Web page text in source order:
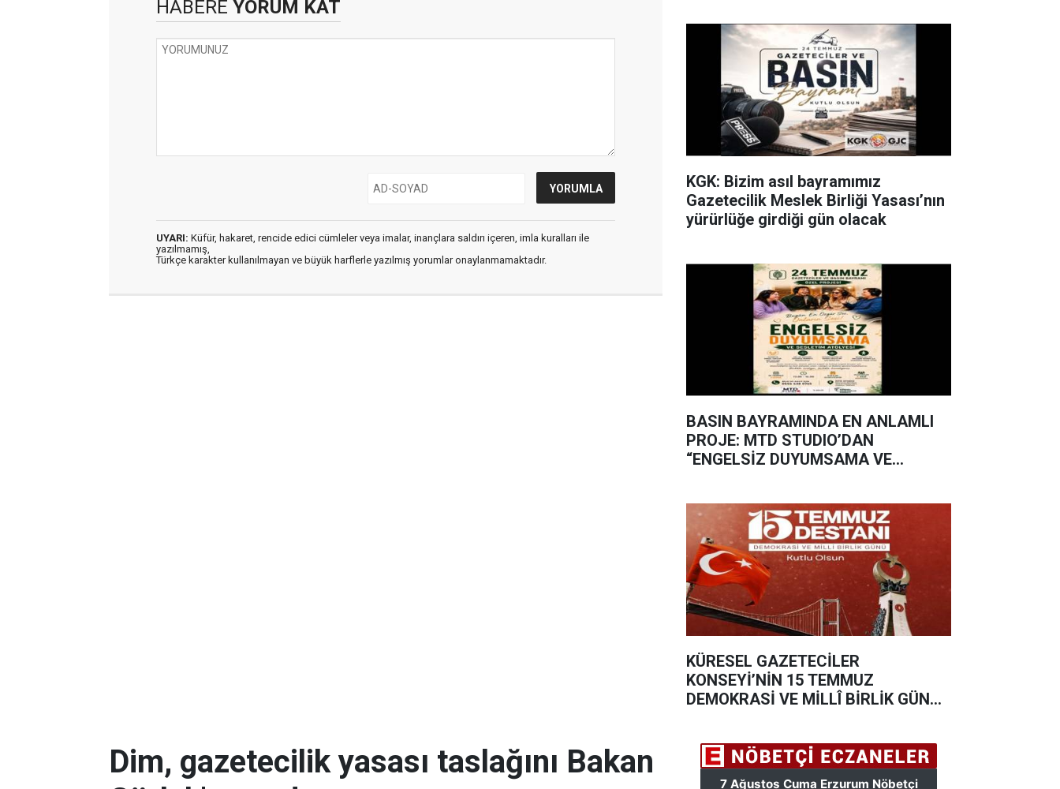
HABERE YORUM KAT
UYARI: Küfür, hakaret, rencide edici cümleler veya imalar, inançlara saldırı içeren, imla kuralları ile
yazılmamış,
Türkçe karakter kullanılmayan ve büyük harflerle yazılmış yorumlar onaylanmamaktadır.
KGK: Bizim asıl bayramımız
Gazetecilik Meslek Birliği Yasası’nın
yürürlüğe girdiği gün olacak
BASIN BAYRAMINDA EN ANLAMLI
PROJE: MTD STUDIO’DAN
“ENGELSİZ DUYUMSAMA VE
KÜRESEL GAZETECİLER
KONSEYİ’NİN 15 TEMMUZ
DEMOKRASİ VE MİLLÎ BİRLİK GÜNÜ
Dim, gazetecilik yasası taslağını Bakan